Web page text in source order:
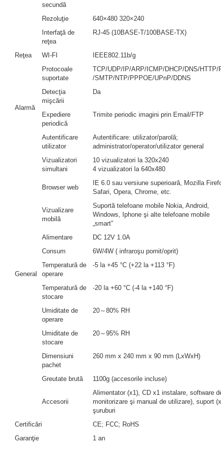
secundă
Rezoluţie 640×480 320×240
Reţea
Interfaţă de
reţea
RJ-45 (10BASE-T/100BASE-TX)
WI-FI
IEEE802.11b/g
Protocoale
suportate
TCP/UDP/IP/ARP/ICMP/DHCP/DNS/HTTP/
/SMTP/NTP/PPPOE/UPnP/DDNS
Alarmă
Detecţia
mişcării
Da
Expediere
periodică
Trimite periodic imagini prin Email/FTP
General
Autentificare
utilizator
Autentificare: utilizator/parolă;
administrator/operator/utilizator general
Vizualizatori
simultani
10 vizualizatori la 320x240
4 vizualizatori la 640x480
Browser web
IE 6.0 sau versiune superioară, Mozilla
Safari, Opera, Chrome, etc.
Vizualizare
mobilă
Suportă telefoane mobile Nokia, Android,
Windows, Iphone şi alte telefoane mobile
„smart”
Alimentare
DC 12V 1.0A
Consum
6W/4W ( infraroşu pornit/oprit)
Temperatură de
operare
-5 la +45 °C (+22 la +113 °F)
Temperatură de
stocare
-20 la +60 °C (-4 la +140 °F)
Umiditate de
operare
20～80% RH
Umiditate de
stocare
20～95% RH
Dimensiuni
pachet
260 mm x 240 mm x 90 mm (LxWxH)
Greutate brută 1100g (accesorile incluse)
Accesorii
Alimentator (x1), CD x1 instalare, software
monitorizare şi manual de utilizare), suport
şuruburi
Certificări
CE; FCC; RoHS
Garanţie
1 an